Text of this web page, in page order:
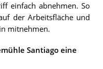
einfach abnehmen. So
der Arbeitsfläche und
mitnehmen.
Santiago eine